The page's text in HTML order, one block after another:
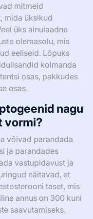
mitmeid
mida üksikud
üks ainulaadne
olemasolu, mis
eeliseid. Lõpuks
kolmanda
osas, pakkudes
osas.
nagu
vormi?
võivad parandada
ja parandades
vastupidavust ja
näitavad, et
taset, mis
annus on 300 kuni
saavutamiseks.